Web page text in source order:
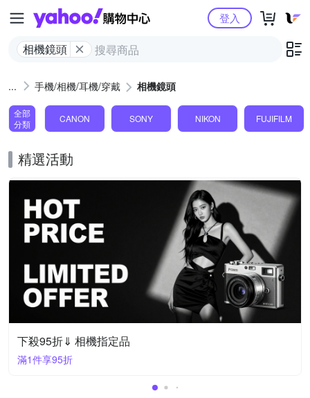
Yahoo購物中心
相機鏡頭
登入
手機/相機/耳機/穿戴 相機鏡頭
全部
分類
CANON SONY NIKON FUJIFILM
精選活動
下殺95折⇓ 相機指定品
滿1件享95折